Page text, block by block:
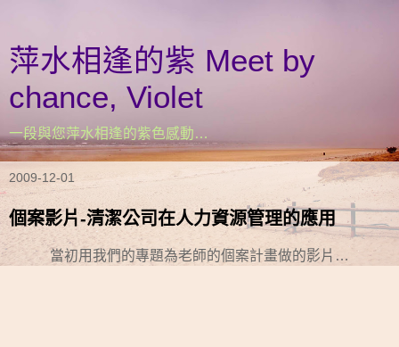
萍水相逢的紫 Meet by
chance, Violet
一段與您萍水相逢的紫色感動…
2009-12-01
個案影片-清潔公司在人力資源管理的應用
當初用我們的專題為老師的個案計畫做的影片…